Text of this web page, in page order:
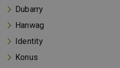
Dubarry
Hanwag
Identity
Konus